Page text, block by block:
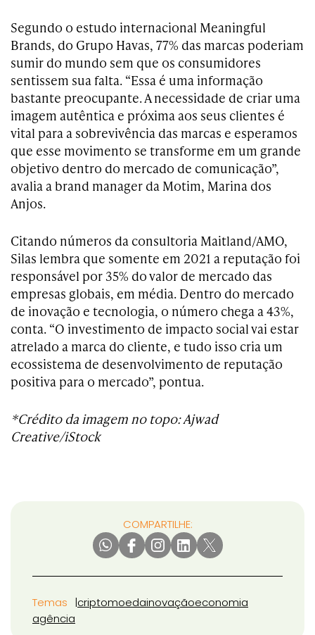
Segundo o estudo internacional Meaningful
Brands, do Grupo Havas, 77% das marcas poderiam
sumir do mundo sem que os consumidores
sentissem sua falta. “Essa é uma informação
bastante preocupante. A necessidade de criar uma
imagem autêntica e próxima aos seus clientes é
vital para a sobrevivência das marcas e esperamos
que esse movimento se transforme em um grande
objetivo dentro do mercado de comunicação”,
avalia a brand manager da Motim, Marina dos
Anjos.
Citando números da consultoria Maitland/AMO,
Silas lembra que somente em 2021 a reputação foi
responsável por 35% do valor de mercado das
empresas globais, em média. Dentro do mercado
de inovação e tecnologia, o número chega a 43%,
conta. “O investimento de impacto social vai estar
atrelado a marca do cliente, e tudo isso cria um
ecossistema de desenvolvimento de reputação
positiva para o mercado”, pontua.
*Crédito da imagem no topo: Ajwad
Creative/iStock
COMPARTILHE:
Temas criptomoedainovaçãoeconomia
agência